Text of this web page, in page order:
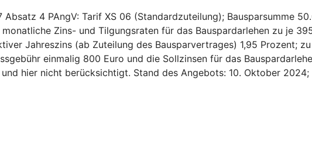
Absatz 4 PAngV: Tarif XS 06 (Standardzuteilung); Bausparsumme
Zins- und Tilgungsraten für das Bauspardarlehen zu je
Jahreszins (ab Zuteilung des Bausparvertrages) 1,95 Prozent;
einmalig 800 Euro und die Sollzinsen für das
hier nicht berücksichtigt. Stand des Angebots: 10. Oktober